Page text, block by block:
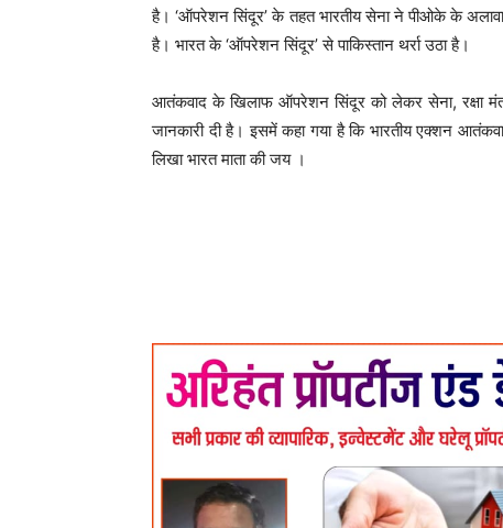
है। ‘ऑपरेशन सिंदूर’ के तहत भारतीय सेना ने पीओके के
है। भारत के ‘ऑपरेशन सिंदूर’ से पाकिस्तान थर्रा उठा है।
आतंकवाद के खिलाफ ऑपरेशन सिंदूर को लेकर सेना, रक्षा
जानकारी दी है। इसमें कहा गया है कि भारतीय एक्शन
लिखा भारत माता की जय ।